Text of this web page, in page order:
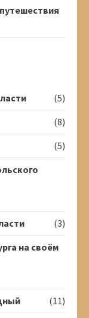
(5)
(8)
(5)
(3)
на своём
(11)